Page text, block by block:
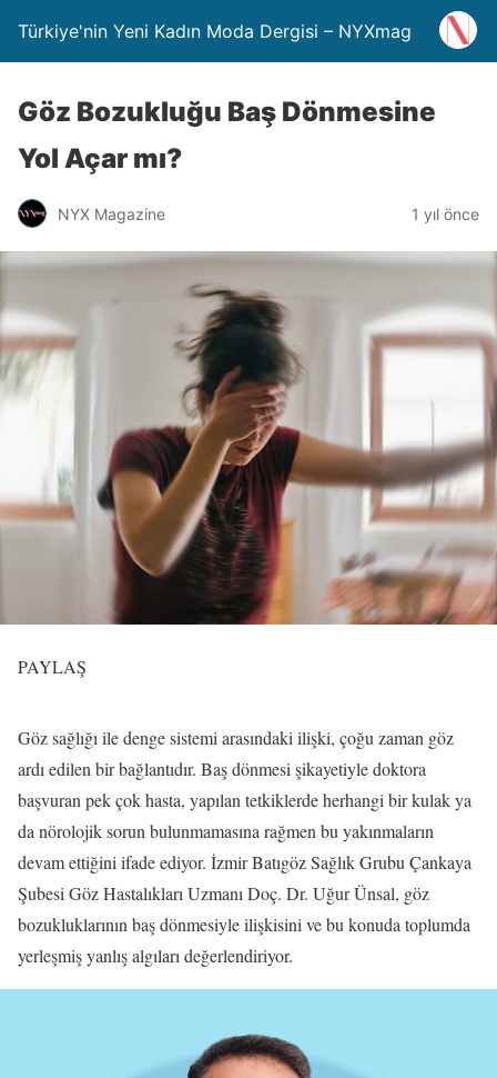
Türkiye'nin Yeni Kadın Moda Dergisi – NYXmag
Göz Bozukluğu Baş Dönmesine
Yol Açar mı?
NYX Magazine 1 yıl önce
PAYLAŞ
Göz sağlığı ile denge sistemi arasındaki ilişki, çoğu zaman göz
ardı edilen bir bağlantıdır. Baş dönmesi şikayetiyle doktora
başvuran pek çok hasta, yapılan tetkiklerde herhangi bir kulak ya
da nörolojik sorun bulunmamasına rağmen bu yakınmaların
devam ettiğini ifade ediyor. İzmir Batıgöz Sağlık Grubu Çankaya
Şubesi Göz Hastalıkları Uzmanı Doç. Dr. Uğur Ünsal, göz
bozukluklarının baş dönmesiyle ilişkisini ve bu konuda toplumda
yerleşmiş yanlış algıları değerlendiriyor.